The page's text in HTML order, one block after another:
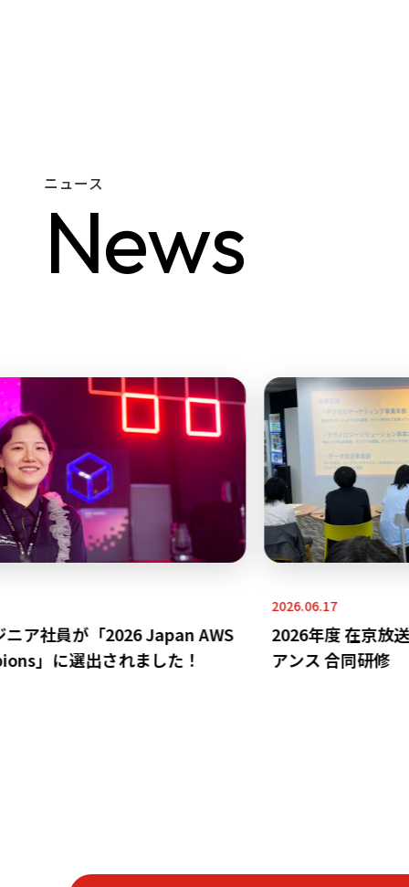
ニュース
News
ア社員が「2026 Japan AWS
」に選出されました！
2026.06.17
2026年度 在京放
アンス 合同研修